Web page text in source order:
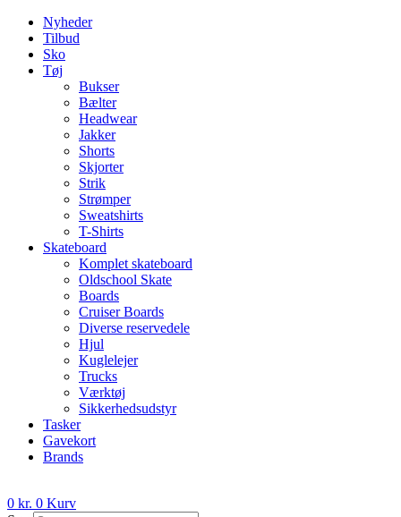
Nyheder
Tilbud
Sko
Tøj
Bukser
Bælter
Headwear
Jakker
Shorts
Skjorter
Strik
Strømper
Sweatshirts
T-Shirts
Skateboard
Komplet skateboard
Oldschool Skate
Boards
Cruiser Boards
Diverse reservedele
Hjul
Kuglelejer
Trucks
Værktøj
Sikkerhedsudstyr
Tasker
Gavekort
Brands
0 kr. 0 Kurv